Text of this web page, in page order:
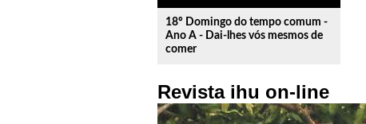
18º Domingo do tempo comum -
Ano A - Dai-lhes vós mesmos de
comer
Revista ihu on-line